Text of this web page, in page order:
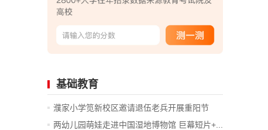
基础教育
濮家小学笕新校区邀请退伍老兵开展重阳节
主...
两幼儿园萌娃走进中国湿地博物馆 巨幕短片+...